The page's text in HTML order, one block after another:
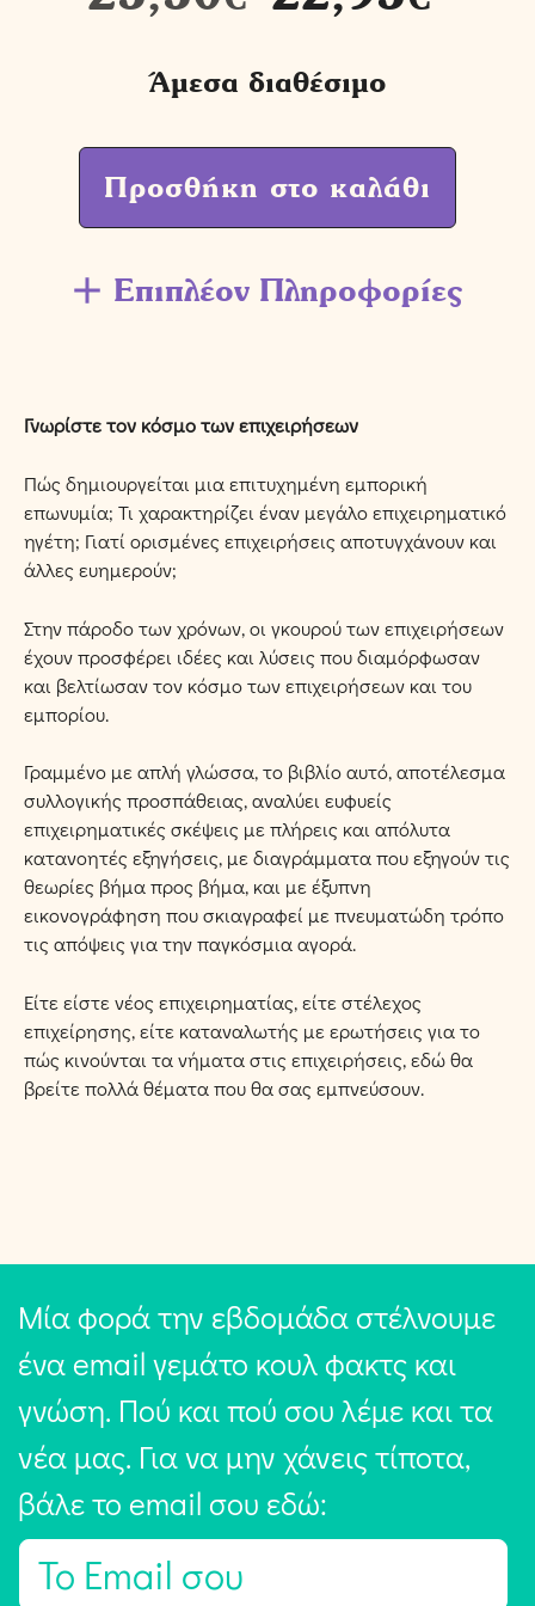
Άμεσα διαθέσιμο
Προσθήκη στο καλάθι
Επιπλέον Πληροφορίες
Γνωρίστε τον κόσμο των επιχειρήσεων
Πώς δημιουργείται μια επιτυχημένη εμπορική
επωνυμία; Τι χαρακτηρίζει έναν μεγάλο επιχειρηματικό
ηγέτη; Γιατί ορισμένες επιχειρήσεις αποτυγχάνουν και
άλλες ευημερούν;
Στην πάροδο των χρόνων, οι γκουρού των επιχειρήσεων
έχουν προσφέρει ιδέες και λύσεις που διαμόρφωσαν
και βελτίωσαν τον κόσμο των επιχειρήσεων και του
εμπορίου.
Γραμμένο με απλή γλώσσα, το βιβλίο αυτό, αποτέλεσμα
συλλογικής προσπάθειας, αναλύει ευφυείς
επιχειρηματικές σκέψεις με πλήρεις και απόλυτα
κατανοητές εξηγήσεις, με διαγράμματα που εξηγούν τις
θεωρίες βήμα προς βήμα, και με έξυπνη
εικονογράφηση που σκιαγραφεί με πνευματώδη τρόπο
τις απόψεις για την παγκόσμια αγορά.
Είτε είστε νέος επιχειρηματίας, είτε στέλεχος
επιχείρησης, είτε καταναλωτής με ερωτήσεις για το
πώς κινούνται τα νήματα στις επιχειρήσεις, εδώ θα
βρείτε πολλά θέματα που θα σας εμπνεύσουν.
Μία φορά την εβδομάδα στέλνουμε
ένα email γεμάτο κουλ φακτς και
γνώση. Πού και πού σου λέμε και τα
νέα μας. Για να μην χάνεις τίποτα,
βάλε το email σου εδώ:
E